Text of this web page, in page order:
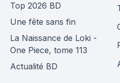
Top 2026 BD
Une fête sans fin
La Naissance de Loki -
One Piece, tome 113
Actualité BD